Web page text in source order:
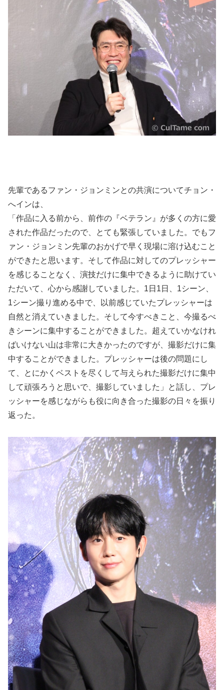
先輩であるファン・ジョンミンとの共演についてチョン・
へインは、
「作品に入る前から、前作の『ベテラン』が多くの方に愛
された作品だったので、とても緊張していました。でもフ
ァン・ジョンミン先輩のおかげで早く現場に溶け込むこと
ができたと思います。そして作品に対してのプレッシャー
を感じることなく、演技だけに集中できるように助けてい
ただいて、心から感謝していました。1日1日、1シーン、
1シーン撮り進める中で、以前感じていたプレッシャーは
自然と消えていきました。そして今すべきこと、今撮るべ
きシーンに集中することができました。超えていかなけれ
ばいけない山は非常に大きかったのですが、撮影だけに集
中することができました。プレッシャーは後の問題にし
て、とにかくベストを尽くして与えられた撮影だけに集中
して頑張ろうと思いで、撮影していました」と話し、プレ
ッシャーを感じながらも役に向き合った撮影の日々を振り
返った。